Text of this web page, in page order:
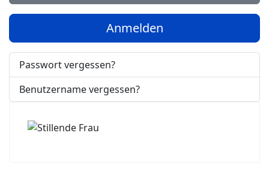
Anmelden
Passwort vergessen?
Benutzername vergessen?